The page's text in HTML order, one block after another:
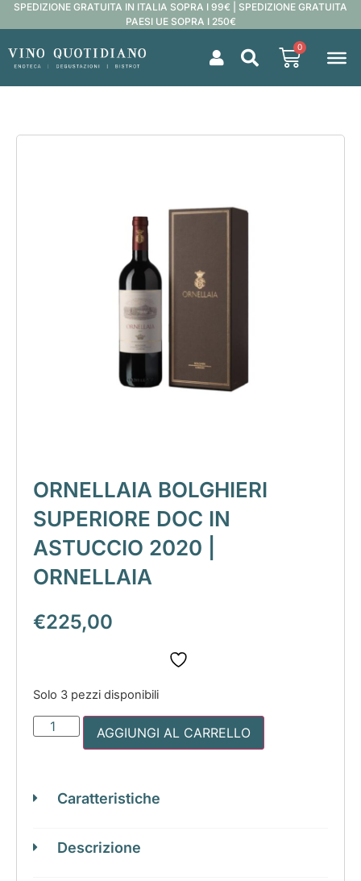
SPEDIZIONE GRATUITA IN ITALIA SOPRA I 99€ | SPEDIZIONE GRATUITA
PAESI UE SOPRA I 250€
0
ORNELLAIA BOLGHIERI
SUPERIORE DOC IN
ASTUCCIO 2020 |
ORNELLAIA
€225,00
Solo 3 pezzi disponibili
AGGIUNGI AL CARRELLO
Caratteristiche
Descrizione